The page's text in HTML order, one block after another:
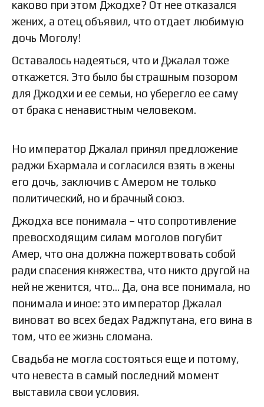
каково при этом Джодхе? От нее отказался
жених, а отец объявил, что отдает любимую
дочь Моголу!
Оставалось надеяться, что и Джалал тоже
откажется. Это было бы страшным позором
для Джодхи и ее семьи, но уберегло ее саму
от брака с ненавистным человеком.
Но император Джалал принял предложение
раджи Бхармала и согласился взять в жены
его дочь, заключив с Амером не только
политический, но и брачный союз.
Джодха все понимала – что сопротивление
превосходящим силам моголов погубит
Амер, что она должна пожертвовать собой
ради спасения княжества, что никто другой на
ней не женится, что… Да, она все понимала, но
понимала и иное: это император Джалал
виноват во всех бедах Раджпутана, его вина в
том, что ее жизнь сломана.
Свадьба не могла состояться еще и потому,
что невеста в самый последний момент
выставила свои условия.